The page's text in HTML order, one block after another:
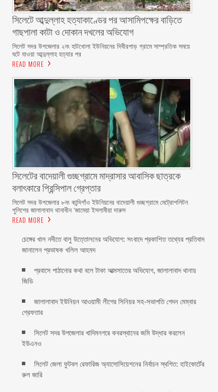
সিলেটে আব্দুল্লাহ হত্যাকাণ্ডের পর আসামিপক্ষের বাড়িতে
গাছপালা কাটা ও দোকান দখলের অভিযোগ
সিলেট সদর উপজেলার ২নং হাটখোলা ইউনিয়নের দিঘীরপাড় গ্রামে সাম্প্রতিক সময়ে
ঘটে যাওয়া আব্দুল্লাহ হত্যার পর
READ MORE
সিলেটের বাদেয়ালী গুচ্ছগ্রামে মাদ্রাসার আবাসিক ছাত্রকে
বলাৎকারে প্রিন্সিপাল গ্রেপ্তার ‎
সিলেট সদর উপজেলার ৮নং কান্দিগাঁও ইউনিয়নের বাদেয়ালী গুচ্ছগ্রামে মেট্রোপলিটন
পুলিশের জালালাবাদ থানাধীন ‘জামেয়া ইসলামীয়া দারুস
READ MORE
চেঙ্গের খাল নদীতে বালু উত্তোলনের অভিযোগ: সংবাদে প্রকাশিত তথ্যের প্রতিবাদ
জানালেন প্রভাষক খলিল আহমদ
প্রবাসে পাঠানোর কথা বলে টাকা আত্মসাতের অভিযোগ, জালালাবাদ থানায়
জিডি ‎
জালালাবাদ ইউনিয়ন আওয়ামী লীগের সিনিয়র সহ-সভাপতি গেদন মেম্বার
গ্রেফতার
সিলেট সদর উপজেলার খাদিমনগরে কবরস্থানের জমি উদ্ধার করলেন
ইউএনও
সিলেট জেলা ফুটবল রেফারিজ অ্যাসোসিয়েশনের নির্বাচন স্থগিত: হাইকোর্টের
রুল জারি ‎